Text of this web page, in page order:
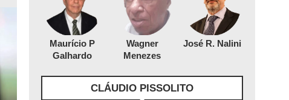
Maurício P
Galhardo
Wagner
Menezes
José R. Nalini
CLÁUDIO PISSOLITO